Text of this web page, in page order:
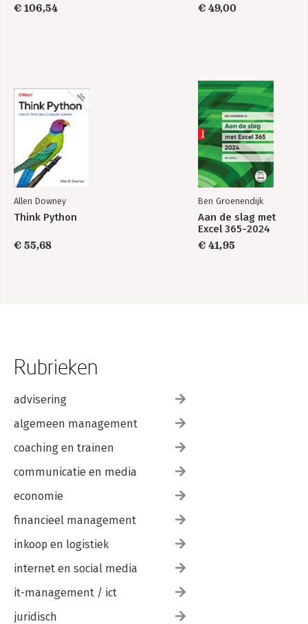
Edition
€ 106,54 € 49,00
Allen Downey
Think Python
€ 55,68
Ben Groenendijk
Aan de slag met
Excel 365-2024
€ 41,95
Rubrieken
advisering
algemeen management
coaching en trainen
communicatie en media
economie
financieel management
inkoop en logistiek
internet en social media
it-management / ict
juridisch